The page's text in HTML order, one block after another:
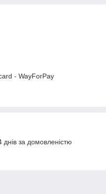
- WayForPay
за домовленістю